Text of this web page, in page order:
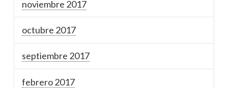
noviembre 2017
octubre 2017
septiembre 2017
febrero 2017